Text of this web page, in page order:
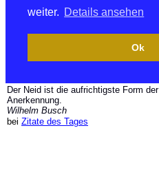
weiter. Details ansehen
Ok
Der Neid ist die aufrichtigste Form der
Anerkennung.
Wilhelm Busch
bei Zitate des Tages